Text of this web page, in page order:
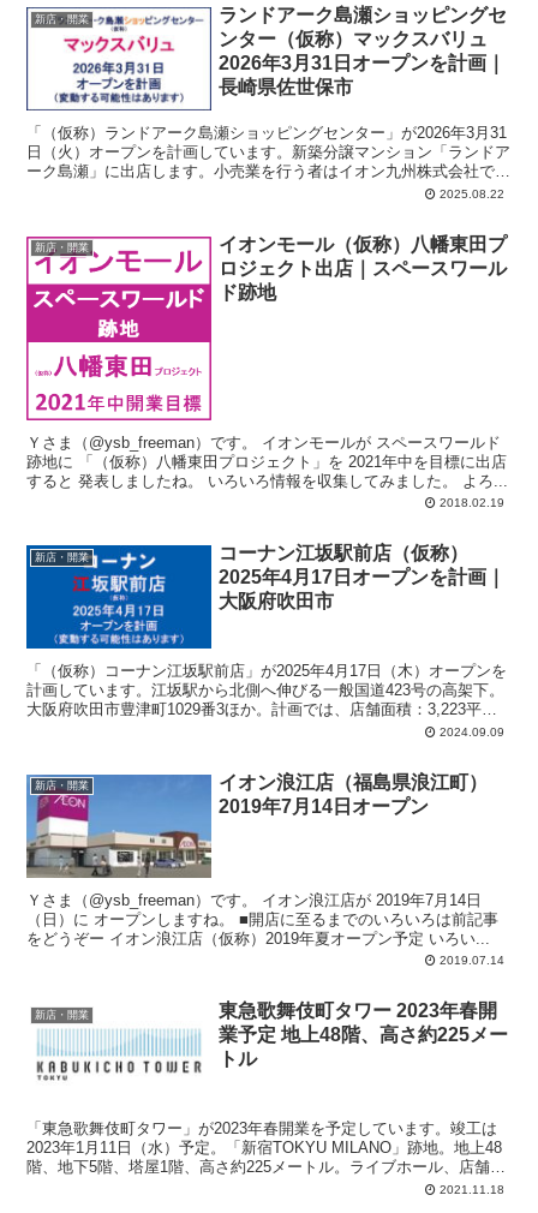
新店・開業
ランドアーク島瀬ショッピングセ
ンター（仮称）マックスバリュ
2026年3月31日オープンを計画｜
長崎県佐世保市
「（仮称）ランドアーク島瀬ショッピングセンター」が2026年3月31
日（火）オープンを計画しています。新築分譲マンション「ランドア
ーク島瀬」に出店します。小売業を行う者はイオン九州株式会社で業
態はマックスバリュ。長崎県佐世保市島瀬町78番1 ほか11筆。店舗面
2025.08.22
新店・開業
イオンモール（仮称）八幡東田プ
ロジェクト出店｜スペースワール
ド跡地
Ｙさま（@ysb_freeman）です。 イオンモールが スペースワールド
跡地に 「（仮称）八幡東田プロジェクト」を 2021年中を目標に出店
すると 発表しましたね。 いろいろ情報を収集してみました。 よろ...
2018.02.19
新店・開業
コーナン江坂駅前店（仮称）
2025年4月17日オープンを計画｜
大阪府吹田市
「（仮称）コーナン江坂駅前店」が2025年4月17日（木）オープンを
計画しています。江坂駅から北側へ伸びる一般国道423号の高架下。
大阪府吹田市豊津町1029番3ほか。計画では、店舗面積：3,223平方
メートル、駐車場：33台、駐輪場：108台、営業時間：午前6時30分-
2024.09.09
新店・開業
イオン浪江店（福島県浪江町）
2019年7月14日オープン
Ｙさま（@ysb_freeman）です。 イオン浪江店が 2019年7月14日
（日）に オープンしますね。 ■開店に至るまでのいろいろは前記事
をどうぞー イオン浪江店（仮称）2019年夏オープン予定 いろい...
2019.07.14
新店・開業
東急歌舞伎町タワー 2023年春開
業予定 地上48階、高さ約225メー
トル
「東急歌舞伎町タワー」が2023年春開業を予定しています。竣工は
2023年1月11日（水）予定。「新宿TOKYU MILANO」跡地。地上48
階、地下5階、塔屋1階、高さ約225メートル。ライブホール、店舗、
劇場、映画館、2つのブランドのホテル、などで構成される予定。延
2021.11.18